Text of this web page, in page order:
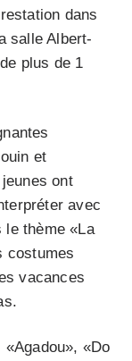
dans
salle Albert-
plus de 1
et
ont
avec
le thème «La
costumes
vacances
«Do